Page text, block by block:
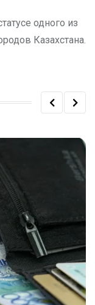
одного из
Казахстана.